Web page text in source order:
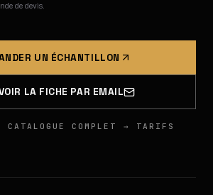
de devis.
UN ÉCHANTILLON
LA FICHE PAR EMAIL
CATALOGUE COMPLET → TARIFS